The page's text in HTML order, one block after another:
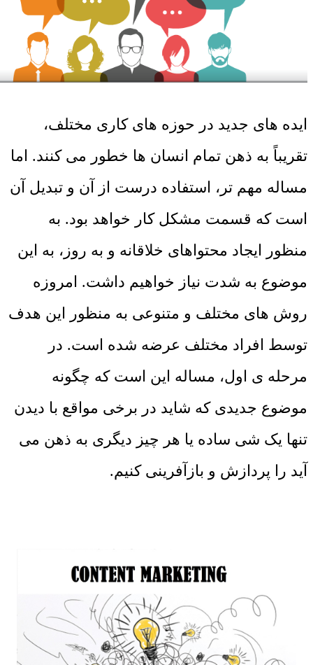
ایده های جدید در حوزه های کاری مختلف،
تقریباً به ذهن تمام انسان ها خطور می کنند. اما
مساله مهم تر، استفاده درست از آن و تبدیل آن
است که قسمت مشکل کار خواهد بود. به
منظور ایجاد محتواهای خلاقانه و به روز، به این
موضوع به شدت نیاز خواهیم داشت. امروزه
روش های مختلف و متنوعی به منظور این هدف
توسط افراد مختلف عرضه شده است. در
مرحله ی اول، مساله این است که چگونه
موضوع جدیدی که شاید در برخی مواقع با دیدن
تنها یک شی ساده یا هر چیز دیگری به ذهن می
آید را پردازش و بازآفرینی کنیم.